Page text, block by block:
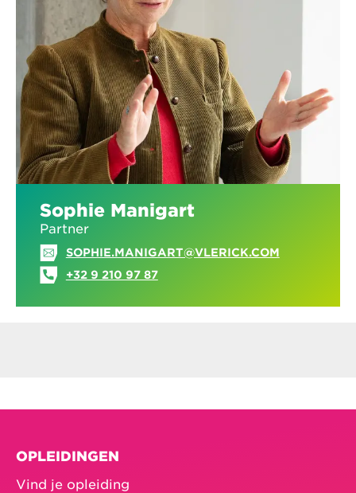
Sophie Manigart
Partner
SOPHIE.MANIGART@VLERICK.COM
+32 9 210 97 87
OPLEIDINGEN
Vind je opleiding